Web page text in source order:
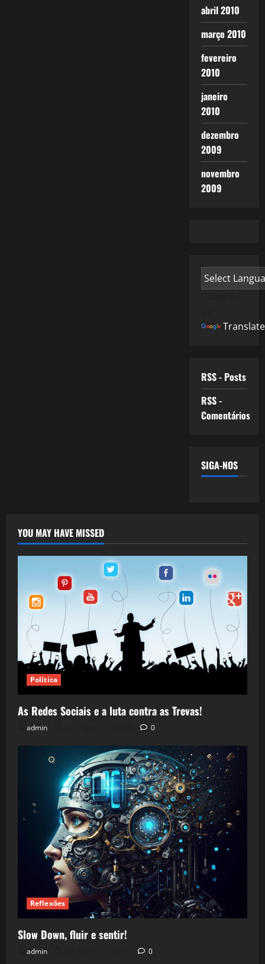
abril 2010
março 2010
fevereiro
2010
janeiro
2010
dezembro
2009
novembro
2009
Translate
RSS - Posts
RSS -
Comentários
SIGA-NOS
YOU MAY HAVE MISSED
Política
As Redes Sociais e a luta contra as Trevas!
admin 0
Reflexões
Slow Down, fluir e sentir!
admin 0